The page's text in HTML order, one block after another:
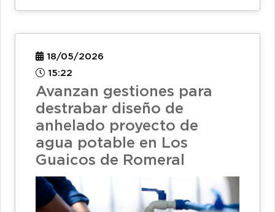
18/05/2026
15:22
Avanzan gestiones para
destrabar diseño de
anhelado proyecto de
agua potable en Los
Guaicos de Romeral